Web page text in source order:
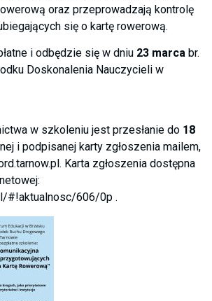
oraz przeprowadzają kontrolę
się o kartę rowerową.
i odbędzie się w dniu 23 marca br.
Doskonalenia Nauczycieli w
w szkoleniu jest przesłanie do 18
i podpisanej karty zgłoszenia mailem,
Karta zgłoszenia dostępna
#!aktualnosc/606/0p .